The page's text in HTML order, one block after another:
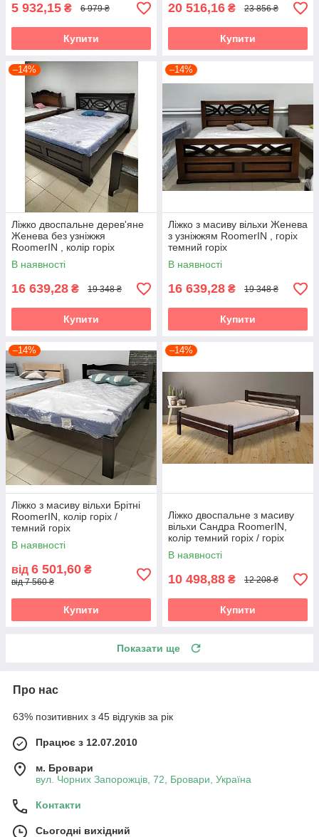
5 932,15 ₴ 6 979 ₴
Купити
20 516,16 ₴ 23 856 ₴
Купити
–14%
Ліжко двоспальне дерев'яне
Женева без узніжжя
RoomerIN , колір горіх
темний горіх
В наявності
16 639,28 ₴ 19 348 ₴
Купити
–14%
Ліжко з масиву вільхи Женева
з узніжжям RoomerIN , горіх
темний горіх
В наявності
16 639,28 ₴ 19 348 ₴
Купити
–14%
Ліжко з масиву вільхи Брітні
RoomerIN, колір горіх /
темний горіх
В наявності
від 6 501,60 ₴
від 7 560 ₴
Купити
–14%
Ліжко двоспальне з масиву
вільхи Сандра RoomerIN,
колір темний горіх / горіх
В наявності
10 498,88 ₴ 12 208 ₴
Купити
Показати ще
Про нас
63% позитивних з 45 відгуків за рік
Працює з 12.07.2010
м. Бровари
вул. Чорних Запорожців, 72, Бровари, Україна
Контакти
Сьогодні вихідний